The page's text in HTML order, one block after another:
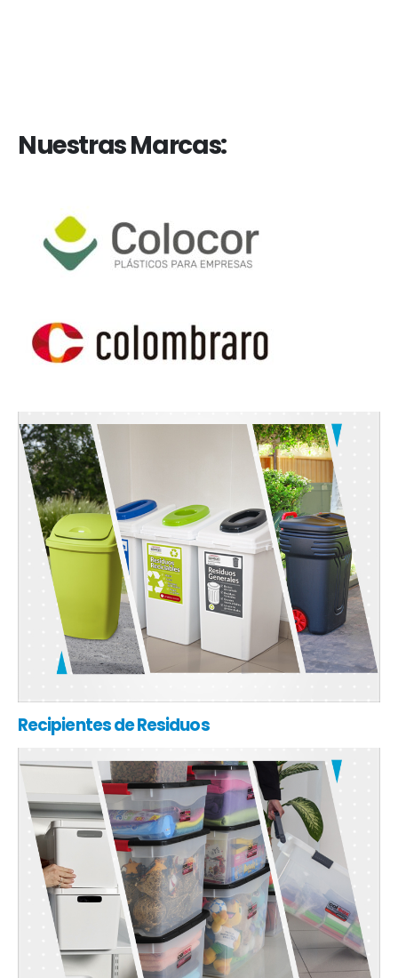
Nuestras Marcas:
Recipientes de Residuos